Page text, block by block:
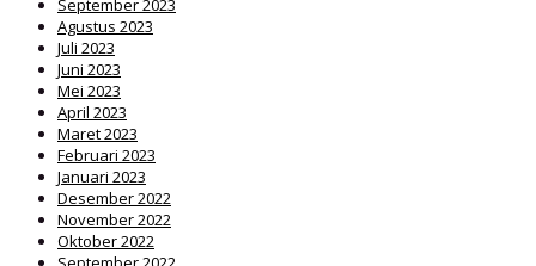
September 2023
Agustus 2023
Juli 2023
Juni 2023
Mei 2023
April 2023
Maret 2023
Februari 2023
Januari 2023
Desember 2022
November 2022
Oktober 2022